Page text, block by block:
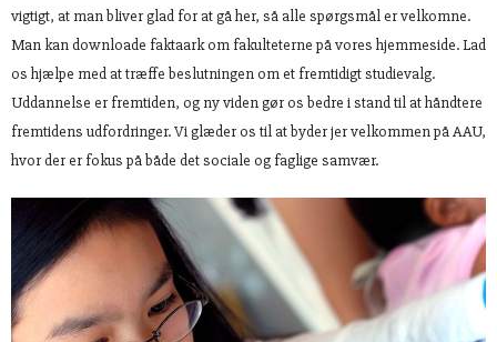
vigtigt, at man bliver glad for at gå her, så alle spørgsmål er velkomne.
Man kan downloade faktaark om fakulteterne på vores hjemmeside. Lad
os hjælpe med at træffe beslutningen om et fremtidigt studievalg.
Uddannelse er fremtiden, og ny viden gør os bedre i stand til at håndtere
fremtidens udfordringer. Vi glæder os til at byder jer velkommen på AAU,
hvor der er fokus på både det sociale og faglige samvær.